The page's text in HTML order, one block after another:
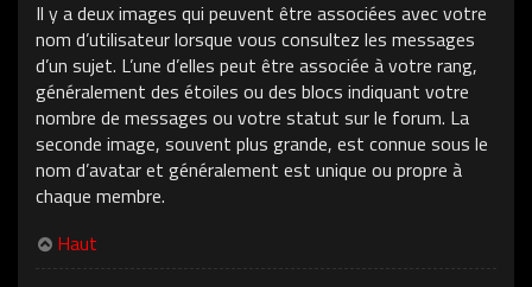
Il y a deux images qui peuvent être associées avec votre
nom d’utilisateur lorsque vous consultez les messages
d’un sujet. L’une d’elles peut être associée à votre rang,
généralement des étoiles ou des blocs indiquant votre
nombre de messages ou votre statut sur le forum. La
seconde image, souvent plus grande, est connue sous le
nom d’avatar et généralement est unique ou propre à
chaque membre.
Haut